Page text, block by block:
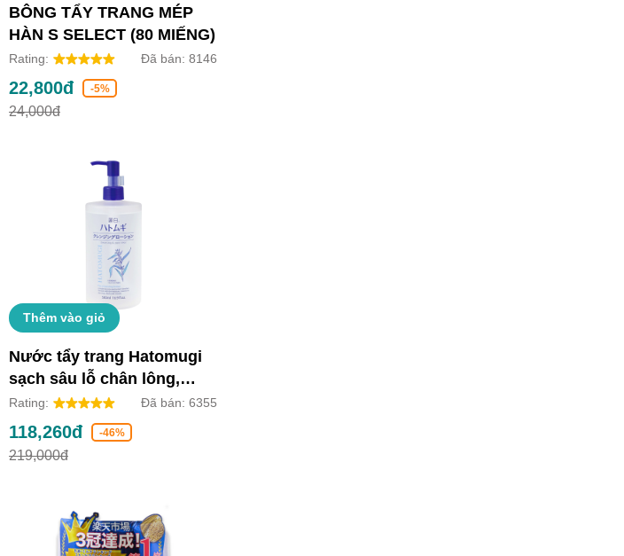
BÔNG TẨY TRANG MÉP
HÀN S SELECT (80 MIẾNG)
Rating: Đã bán: 8146
22,800đ -5%
24,000đ
Thêm vào giỏ
Nước tẩy trang Hatomugi
sạch sâu lỗ chân lông,
dưỡng ẩm và làm sáng da
(Chai 500ml)
Rating: Đã bán: 6355
118,260đ -46%
219,000đ